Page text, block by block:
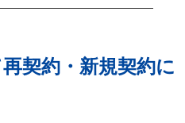
契約・新規契約に